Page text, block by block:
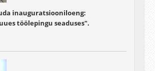
inauguratsiooniloeng:
töölepingu seaduses".